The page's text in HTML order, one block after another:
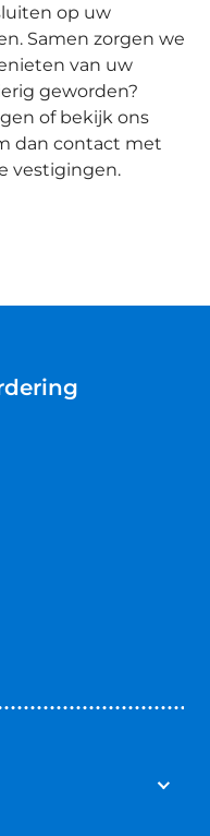
op uw
Samen zorgen we
van uw
geworden?
of bekijk ons
dan contact met
vestigingen.